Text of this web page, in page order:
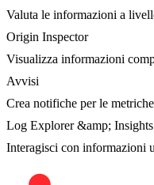
Valuta le informazioni a
Origin Inspector
Visualizza informazioni
Avvisi
Crea notifiche per le
Log Explorer &amp; Insights
Interagisci con informazioni